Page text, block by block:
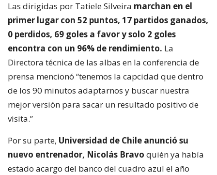
Las dirigidas por Tatiele Silveira marchan en el
primer lugar con 52 puntos, 17 partidos ganados,
0 perdidos, 69 goles a favor y solo 2 goles
encontra con un 96% de rendimiento. La
Directora técnica de las albas en la conferencia de
prensa mencionó “tenemos la capcidad que dentro
de los 90 minutos adaptarnos y buscar nuestra
mejor versión para sacar un resultado positivo de
visita.”
Por su parte, Universidad de Chile anunció su
nuevo entrenador, Nicolás Bravo quién ya había
estado acargo del banco del cuadro azul el año